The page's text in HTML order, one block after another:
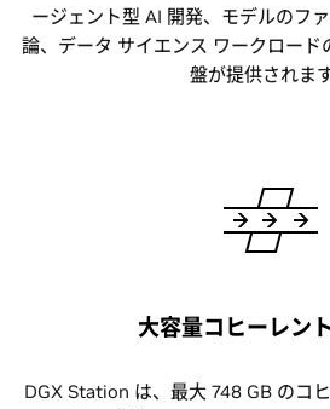
ージェント型 AI 開発、モデルのフ
論、データ サイエンス ワークロード
盤が提供されます
大容量コヒーレン
DGX Station は、最大 748 GB のコ